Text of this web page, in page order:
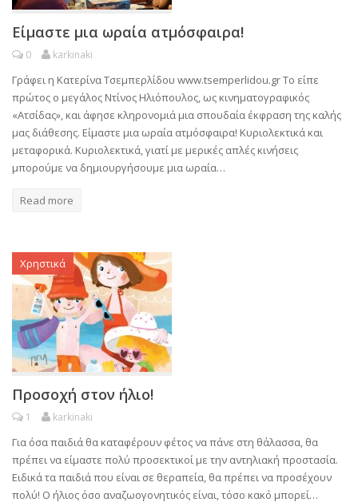
Είμαστε μια ωραία ατμόσφαιρα!
0 karkinaki
Γράφει η Κατερίνα Τσεμπερλίδου www.tsemperlidou.gr Το είπε
πρώτος ο μεγάλος Ντίνος Ηλιόπουλος, ως κινηματογραφικός
«Ατσίδας», και άφησε κληρονομιά μια σπουδαία έκφραση της καλής
μας διάθεσης. Είμαστε μια ωραία ατμόσφαιρα! Κυριολεκτικά και
μεταφορικά. Κυριολεκτικά, γιατί με μερικές απλές κινήσεις
μπορούμε να δημιουργήσουμε μια ωραία…
Read more
Χρηστικά
Προσοχή στον ήλιο!
1 karkinaki
Για όσα παιδιά θα καταφέρουν φέτος να πάνε στη θάλασσα, θα
πρέπει να είμαστε πολύ προσεκτικοί με την αντηλιακή προστασία.
Ειδικά τα παιδιά που είναι σε θεραπεία, θα πρέπει να προσέχουν
πολύ! Ο ήλιος όσο αναζωογονητικός είναι, τόσο κακό μπορεί…